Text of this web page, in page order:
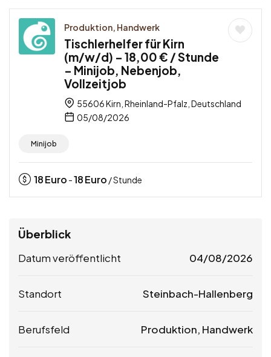
Produktion, Handwerk
Tischlerhelfer für Kirn
(m/w/d) – 18,00 € / Stunde
– Minijob, Nebenjob,
Vollzeitjob
55606 Kirn, Rheinland-Pfalz, Deutschland
05/08/2026
Minijob
18Euro -18Euro / Stunde
Überblick
Datum veröffentlicht 04/08/2026
Standort Steinbach-Hallenberg
Berufsfeld Produktion, Handwerk